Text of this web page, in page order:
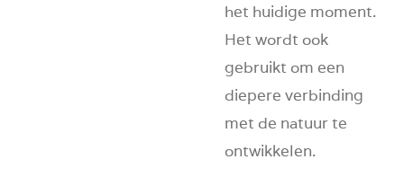
het huidige moment.
Het wordt ook
gebruikt om een
diepere verbinding
met de natuur te
ontwikkelen.